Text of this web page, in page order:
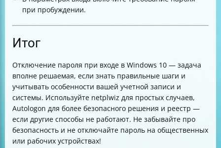
при пробуждении.
Итог
Отключение пароля при входе в Windows 10 — задача
вполне решаемая, если знать правильные шаги и
учитывать особенности вашей учетной записи и
системы. Используйте netplwiz для простых случаев,
Autologon для более безопасного решения и реестр —
если другие способы не работают. Не забывайте про
безопасность и не отключайте пароль на общественных
или рабочих устройствах!